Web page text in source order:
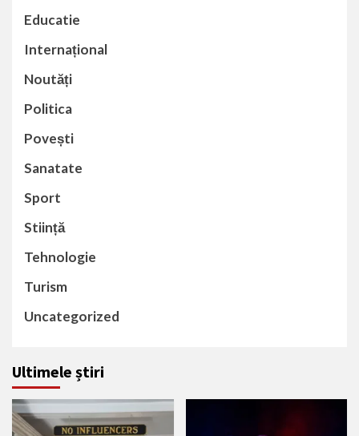
Educatie
Internațional
Noutăți
Politica
Povești
Sanatate
Sport
Stiință
Tehnologie
Turism
Uncategorized
Ultimele știri